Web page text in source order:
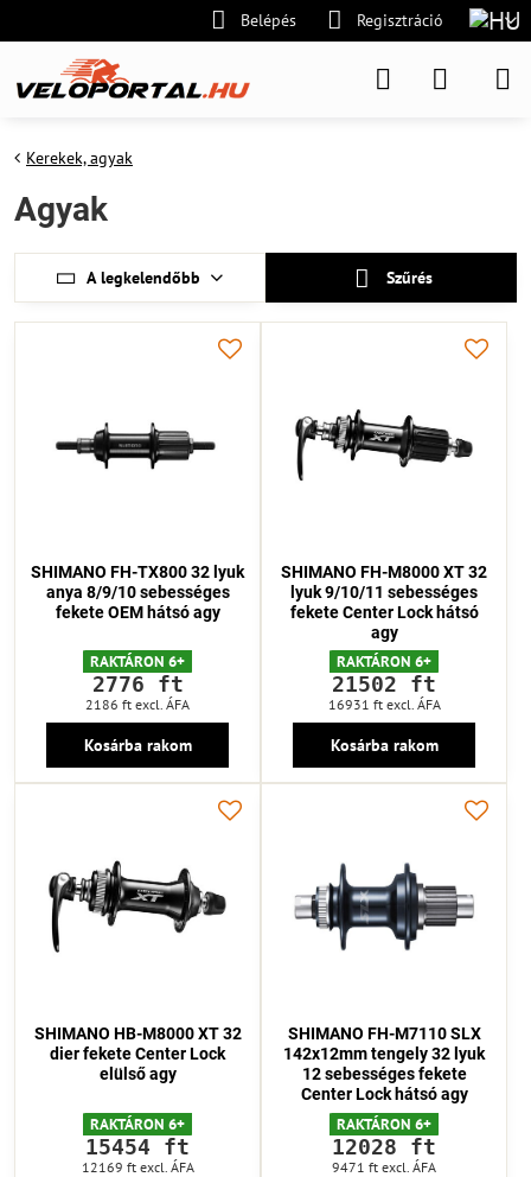
Belépés Regisztráció
Kerekek, agyak
Agyak
A legkelendőbb Szűrés
SHIMANO FH-TX800 32 lyuk
anya 8/9/10 sebességes
fekete OEM hátsó agy
RAKTÁRON 6+
2776 ft
2186 ft excl. ÁFA
Kosárba rakom
SHIMANO FH-M8000 XT 32
lyuk 9/10/11 sebességes
fekete Center Lock hátsó
agy
RAKTÁRON 6+
21502 ft
16931 ft excl. ÁFA
Kosárba rakom
SHIMANO HB-M8000 XT 32
dier fekete Center Lock
elülső agy
RAKTÁRON 6+
15454 ft
12169 ft excl. ÁFA
SHIMANO FH-M7110 SLX
142x12mm tengely 32 lyuk
12 sebességes fekete
Center Lock hátsó agy
RAKTÁRON 6+
12028 ft
9471 ft excl. ÁFA